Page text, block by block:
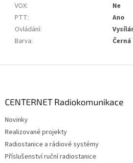
VOX:
Ne
PTT:
Ano
Ovládání:
Barva: Černá
CENTERNET Radiokomunikace
Novinky
Realizované projekty
Radiostanice a rádiové systémy
Příslušenství ruční radiostanice